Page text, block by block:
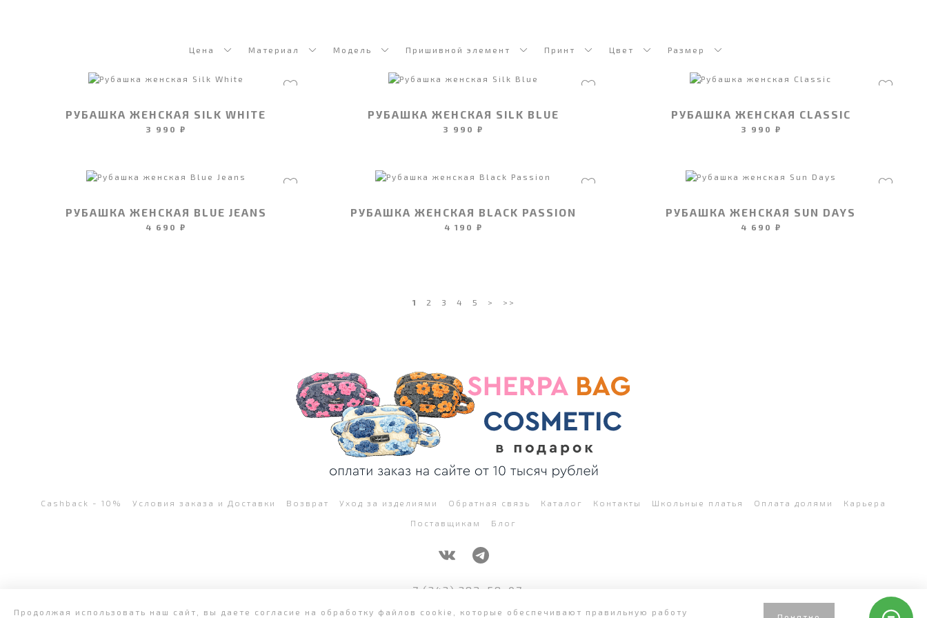
Цена Материал Модель Пришивной элемент Принт Цвет Размер
РУБАШКА ЖЕНСКАЯ SILK WHITE
3 990 ₽
РУБАШКА ЖЕНСКАЯ SILK BLUE
3 990 ₽
РУБАШКА ЖЕНСКАЯ CLASSIC
3 990 ₽
РУБАШКА ЖЕНСКАЯ BLUE JEANS
4 690 ₽
РУБАШКА ЖЕНСКАЯ BLACK PASSION
4 190 ₽
РУБАШКА ЖЕНСКАЯ SUN DAYS
4 690 ₽
1 2 3 4 5 > >>
Cashback - 10% Условия заказа и Доставки Возврат Уход за изделиями Обратная связь Каталог Контакты Школьные платья Оплата долями Карьера
Поставщикам Блог
+7 (343) 382-58-07
Продолжая использовать наш сайт, вы даете согласие на обработку файлов cookie, которые обеспечивают правильную работу